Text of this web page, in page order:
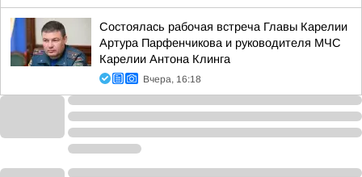
Состоялась рабочая встреча Главы Карелии
Артура Парфенчикова и руководителя МЧС
Карелии Антона Клинга
Вчера, 16:18